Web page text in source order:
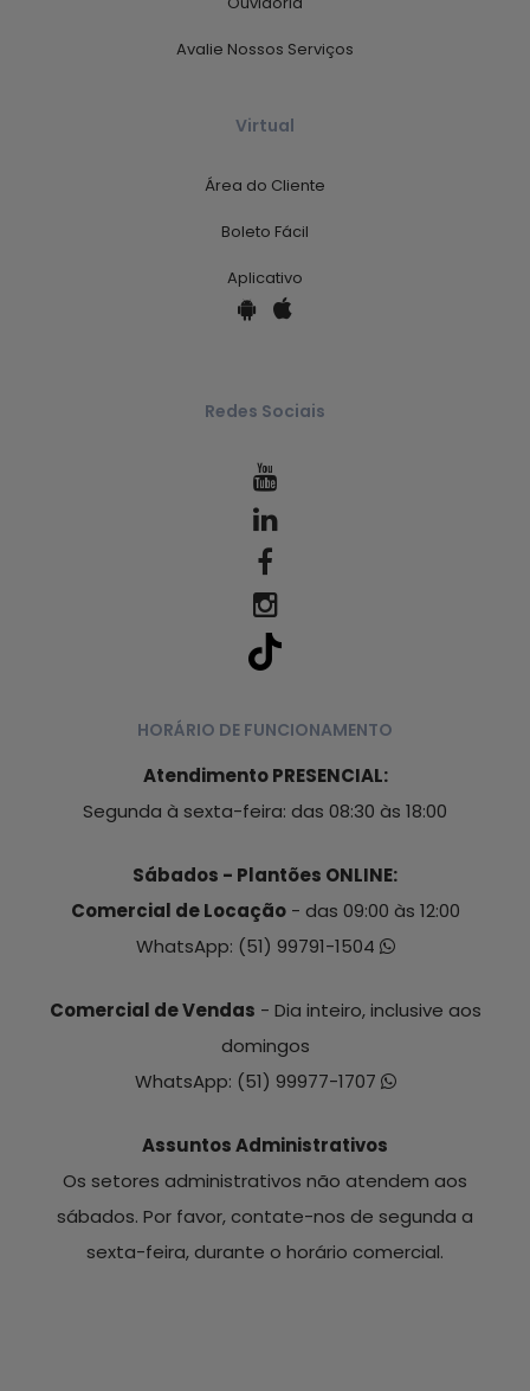
Avalie Nossos Serviços
Virtual
Área do Cliente
Boleto Fácil
Aplicativo
Redes Sociais
HORÁRIO DE FUNCIONAMENTO
Atendimento PRESENCIAL:
Segunda à sexta-feira: das 08:30 às 18:00
Sábados - Plantões ONLINE:
Comercial de Locação- das 09:00 às 12:00
WhatsApp: (51) 99791-1504
Comercial de Vendas - Dia inteiro, inclusive aos
domingos
WhatsApp: (51) 99977-1707
Assuntos Administrativos
Os setores administrativos não atendem aos
sábados. Por favor, contate-nos de segunda a
sexta-feira, durante o horário comercial.